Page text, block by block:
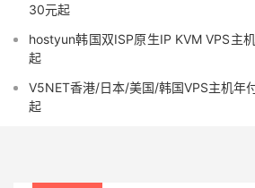
30元起
hostyun韩国双ISP原生IP KVM VPS主
起
V5NET香港/日本/美国/韩国VPS主机年
起